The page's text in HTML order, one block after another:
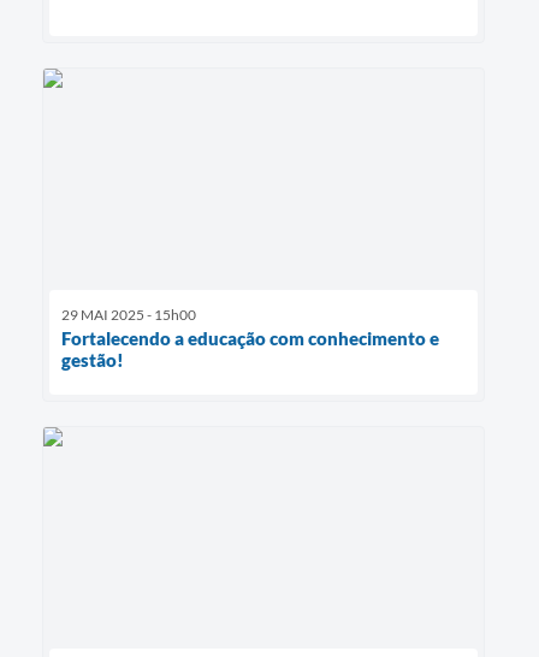
29 MAI 2025 - 15h00
Fortalecendo a educação com conhecimento e
gestão!